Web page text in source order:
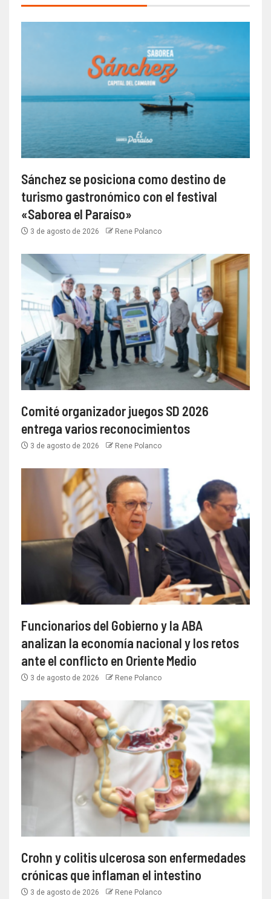
Sánchez se posiciona como destino de
turismo gastronómico con el festival
«Saborea el Paraíso»
3 de agosto de 2026 Rene Polanco
Comité organizador juegos SD 2026
entrega varios reconocimientos
3 de agosto de 2026 Rene Polanco
Funcionarios del Gobierno y la ABA
analizan la economía nacional y los retos
ante el conflicto en Oriente Medio
3 de agosto de 2026 Rene Polanco
Crohn y colitis ulcerosa son enfermedades
crónicas que inflaman el intestino
3 de agosto de 2026 Rene Polanco